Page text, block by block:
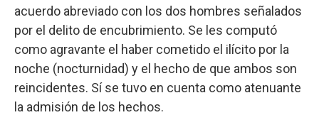
acuerdo abreviado con los dos hombres señalados
por el delito de encubrimiento. Se les computó
como agravante el haber cometido el ilícito por la
noche (nocturnidad) y el hecho de que ambos son
reincidentes. Sí se tuvo en cuenta como atenuante
la admisión de los hechos.